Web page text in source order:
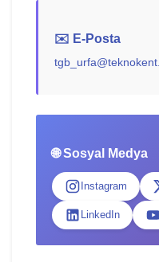
✉️ E-Posta
🌐 Sosyal Medya
Instagram
LinkedIn